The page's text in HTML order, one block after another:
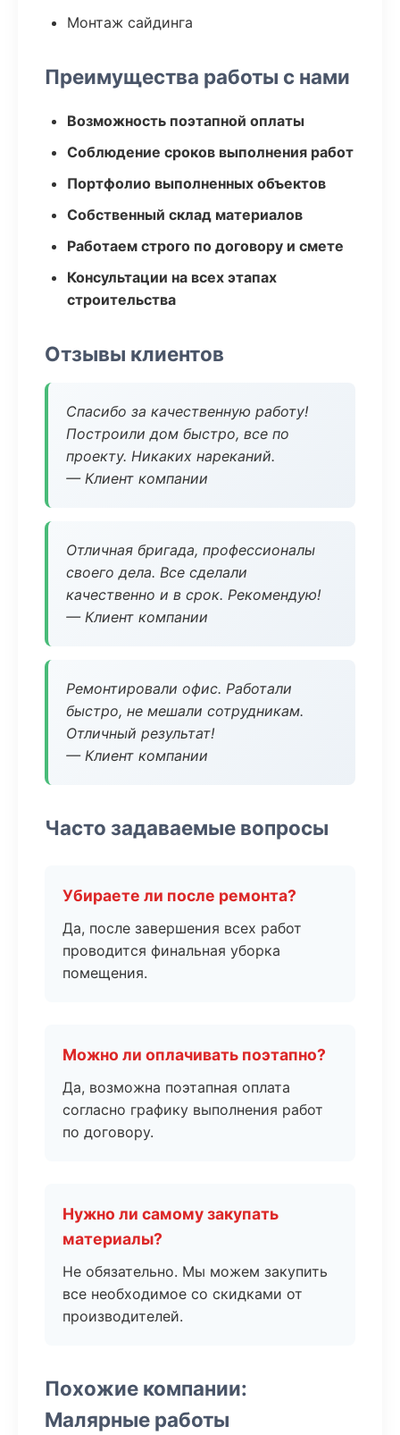
Монтаж сайдинга
Преимущества работы с нами
Возможность поэтапной оплаты
Соблюдение сроков выполнения работ
Портфолио выполненных объектов
Собственный склад материалов
Работаем строго по договору и смете
Консультации на всех этапах
строительства
Отзывы клиентов
Спасибо за качественную работу!
Построили дом быстро, все по
проекту. Никаких нареканий.
— Клиент компании
Отличная бригада, профессионалы
своего дела. Все сделали
качественно и в срок. Рекомендую!
— Клиент компании
Ремонтировали офис. Работали
быстро, не мешали сотрудникам.
Отличный результат!
— Клиент компании
Часто задаваемые вопросы
Убираете ли после ремонта?
Да, после завершения всех работ
проводится финальная уборка
помещения.
Можно ли оплачивать поэтапно?
Да, возможна поэтапная оплата
согласно графику выполнения работ
по договору.
Нужно ли самому закупать
материалы?
Не обязательно. Мы можем закупить
все необходимое со скидками от
производителей.
Похожие компании:
Малярные работы